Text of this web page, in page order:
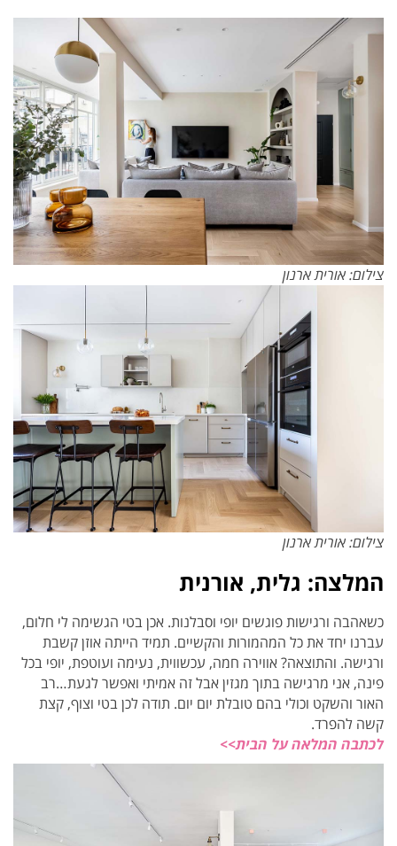
צילום: אורית ארנון
צילום: אורית ארנון
המלצה: גלית, אורנית
כשאהבה ורגישות פוגשים יופי וסבלנות. אכן בטי הגשימה לי חלום,
עברנו יחד את כל המהמורות והקשיים. תמיד הייתה אוזן קשבת
ורגישה. והתוצאה? אווירה חמה, עכשווית, נעימה ועוטפת, יופי בכל
פינה, אני מרגישה בתוך מגזין אבל זה אמיתי ואפשר לגעת…רב
האור והשקט וכולי בהם טובלת יום יום. תודה לכן בטי וצוף, קצת
קשה להפרד.
לכתבה המלאה על הבית>>